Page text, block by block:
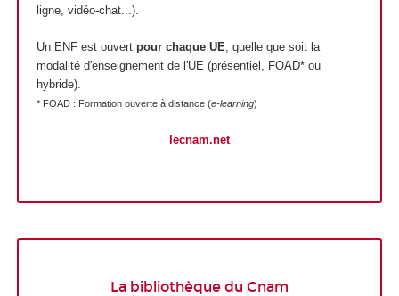
ligne, vidéo-chat...).
Un ENF est ouvert pour chaque UE , quelle que soit la
modalité d'enseignement de l'UE (présentiel, FOAD* ou
hybride).
* FOAD : Formation ouverte à distance (e-learning)
lecnam.net
La bibliothèque du Cnam